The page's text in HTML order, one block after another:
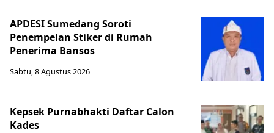
APDESI Sumedang Soroti
Penempelan Stiker di Rumah
Penerima Bansos
Sabtu, 8 Agustus 2026
Kepsek Purnabhakti Daftar Calon
Kades